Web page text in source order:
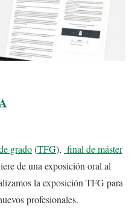
grado(TFG), final de máster
de una exposición oral al
la exposición TFG para
profesionales.